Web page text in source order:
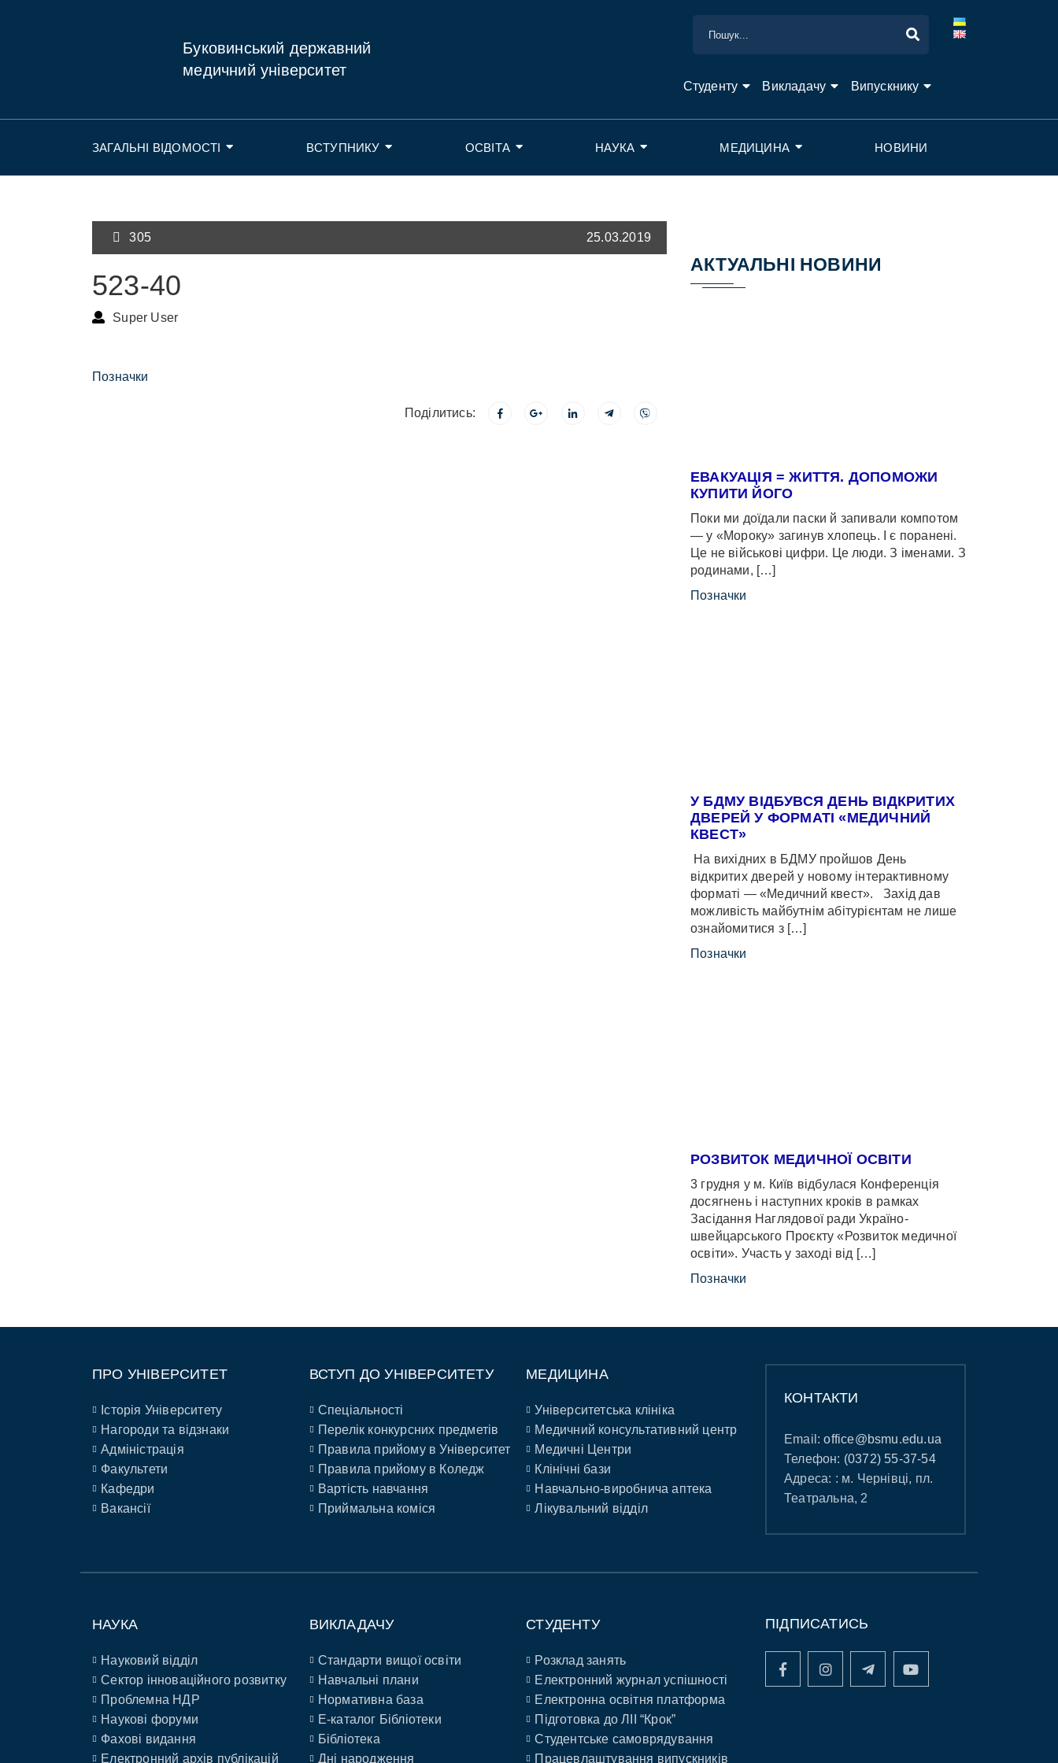
Буковинський державний
медичний університет
Студенту Викладачу Випускнику
ЗАГАЛЬНІ ВІДОМОСТІ ВСТУПНИКУ ОСВІТА НАУКА МЕДИЦИНА НОВИНИ
305 25.03.2019
523-40
Super User
Позначки
Поділитись:
АКТУАЛЬНІ НОВИНИ
ЕВАКУАЦІЯ = ЖИТТЯ. ДОПОМОЖИ
КУПИТИ ЙОГО
Поки ми доїдали паски й запивали компотом
— у «Мороку» загинув хлопець. І є поранені.
Це не військові цифри. Це люди. З іменами. З
родинами, […]
Позначки
У БДМУ ВІДБУВСЯ ДЕНЬ ВІДКРИТИХ
ДВЕРЕЙ У ФОРМАТІ «МЕДИЧНИЙ
КВЕСТ»
На вихідних в БДМУ пройшов День
відкритих дверей у новому інтерактивному
форматі — «Медичний квест». Захід дав
можливість майбутнім абітурієнтам не лише
ознайомитися з […]
Позначки
РОЗВИТОК МЕДИЧНОЇ ОСВІТИ
3 грудня у м. Київ відбулася Конференція
досягнень і наступних кроків в рамках
Засідання Наглядової ради Україно-
швейцарського Проєкту «Розвиток медичної
освіти». Участь у заході від […]
Позначки
ПРО УНІВЕРСИТЕТ
Історія Університету
Нагороди та відзнаки
Адміністрація
Факультети
Кафедри
Вакансії
ВСТУП ДО УНІВЕРСИТЕТУ
Спеціальності
Перелік конкурсних предметів
Правила прийому в Університет
Правила прийому в Коледж
Вартість навчання
Приймальна коміся
МЕДИЦИНА
Університетська клініка
Медичний консультативний центр
Медичні Центри
Клінічні бази
Навчально-виробнича аптека
Лікувальний відділ
КОНТАКТИ
Email:office@bsmu.edu.ua
Телефон: (0372) 55-37-54
Адреса: : м. Чернівці, пл.
Театральна, 2
НАУКА
Науковий відділ
Сектор інноваційного розвитку
Проблемна НДР
Наукові форуми
Фахові видання
Електронний архів публікацій
ВИКЛАДАЧУ
Стандарти вищої освіти
Навчальні плани
Нормативна база
E-каталог Бібліотеки
Бібліотека
Дні народження
СТУДЕНТУ
Розклад занять
Електронний журнал успішності
Електронна освітня платформа
Підготовка до ЛІІ “Крок”
Студентське самоврядування
Працевлаштування випускників
ПІДПИСАТИСЬ